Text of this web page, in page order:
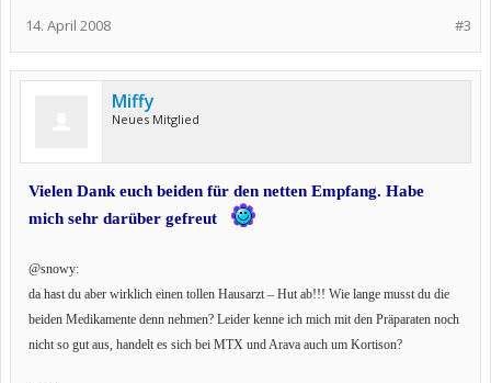
#3
14. April 2008
Miffy
Neues Mitglied
Vielen Dank euch beiden für den netten Empfang. Habe
mich sehr darüber gefreut
@snowy:
da hast du aber wirklich einen tollen Hausarzt – Hut ab!!! Wie lange musst du die
beiden Medikamente denn nehmen? Leider kenne ich mich mit den Präparaten noch
nicht so gut aus, handelt es sich bei MTX und Arava auch um Kortison?